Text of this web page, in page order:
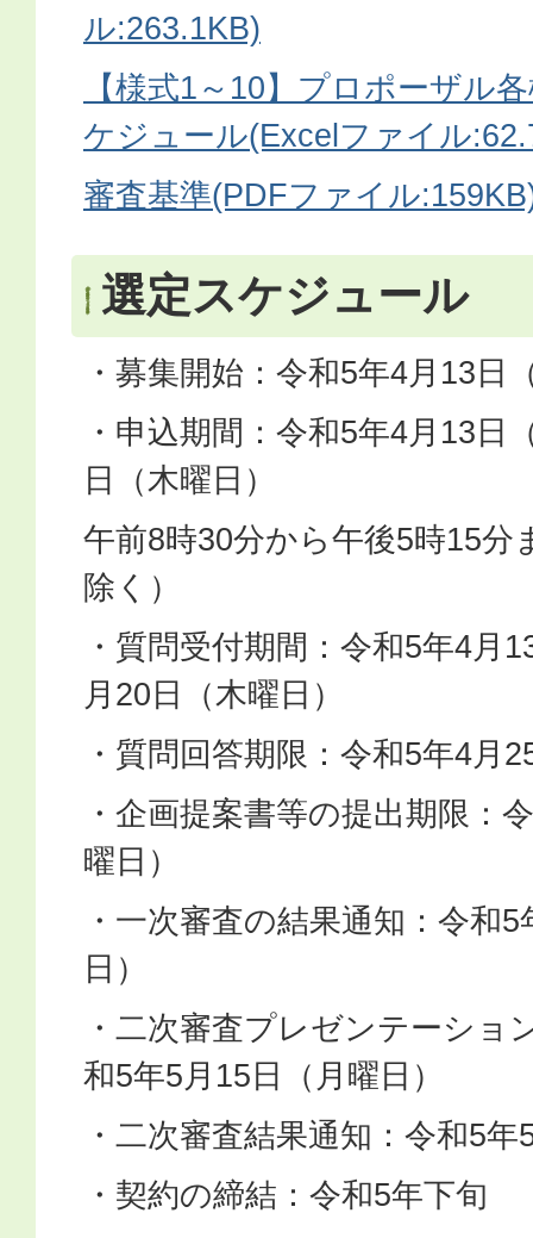
ル:263.1KB)
【様式1～10】プロポーザル
ケジュール(Excelファイル
審査基準(PDFファイル
選定スケジュール
・募集開始：令和5年4月13日
・申込期間：令和5年4月13日
日（木曜日）
午前8時30分から午後5時15分
除く）
・質問受付期間：令和5年4月
月20日（木曜日）
・質問回答期限：令和5年4月
・企画提案書等の提出期限：
曜日）
・一次審査の結果通知：令和
日）
・二次審査プレゼンテーショ
和5年5月15日（月曜日）
・二次審査結果通知：令和5
・契約の締結：令和5年下旬